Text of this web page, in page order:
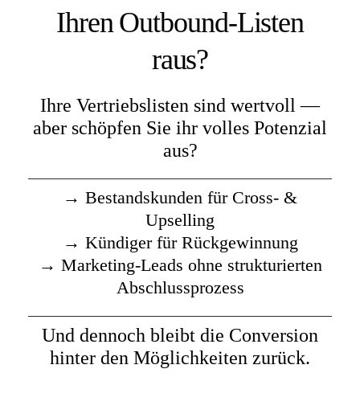
Ihren Outbound-Listen
raus?
Ihre Vertriebslisten sind wertvoll —
aber schöpfen Sie ihr volles Potenzial
aus?
→ Bestandskunden für Cross- &
Upselling
→ Kündiger für Rückgewinnung
→ Marketing-Leads ohne strukturierten
Abschlussprozess
Und dennoch bleibt die Conversion
hinter den Möglichkeiten zurück.